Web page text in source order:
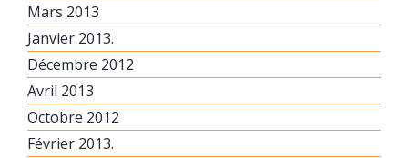
Mars 2013
Janvier 2013.
Décembre 2012
Avril 2013
Octobre 2012
Février 2013.